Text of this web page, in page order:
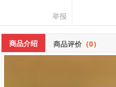
举报
商品介绍 商品评价 （0）